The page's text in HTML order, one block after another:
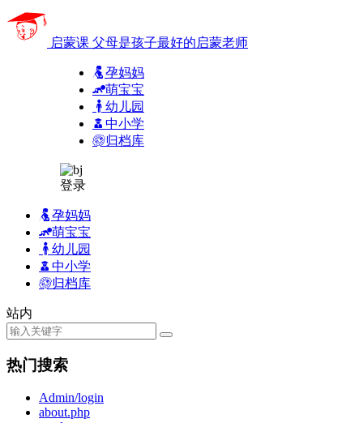
启蒙课 父母是孩子最好的启蒙老师
孕妈妈
萌宝宝
幼儿园
中小学
归档库
登录
孕妈妈
萌宝宝
幼儿园
中小学
归档库
站内
热门搜索
Admin/login
about.php